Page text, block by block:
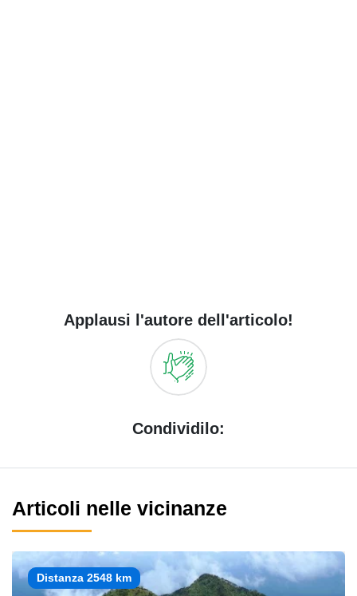
Applausi l'autore dell'articolo!
Condividilo:
Articoli nelle vicinanze
Distanza 2548 km